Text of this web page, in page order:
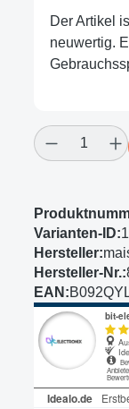
Der Artikel
neuwertig.
Produkt
Varianten-ID:
Hersteller:
Hersteller-Nr.:
EAN: